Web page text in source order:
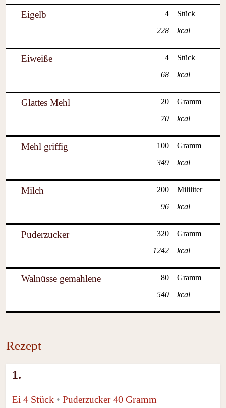
Eigelb
4
228
Stück
kcal
Eiweiße
4
68
Stück
kcal
Glattes Mehl
20
70
Gramm
kcal
Mehl griffig
100
349
Gramm
kcal
Milch
200
96
Mililiter
kcal
Puderzucker
320
1242
Gramm
kcal
Walnüsse gemahlene
80
540
Gramm
kcal
Rezept
1.
Ei 4 Stück • Puderzucker 40 Gramm